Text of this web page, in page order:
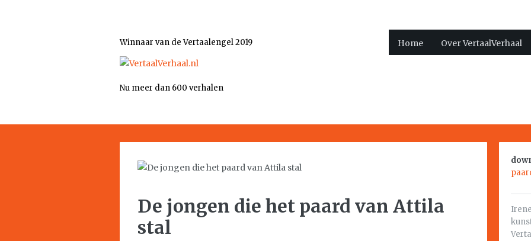
Winnaar van de Vertaalengel 2019
Nu meer dan 600 verhalen
Home Over VertaalVerhaal
De jongen die het paard van Attila
stal